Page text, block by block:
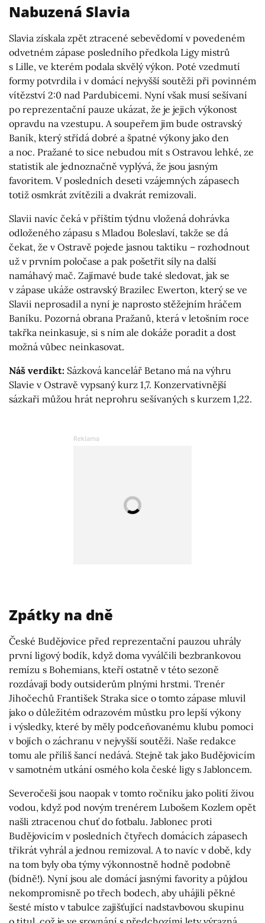
Nabuzená Slavia
Slavia získala zpět ztracené sebevědomí v povedeném
odvetném zápase posledního předkola Ligy mistrů
s Lille, ve kterém podala skvělý výkon. Poté vzedmutí
formy potvrdila i v domácí nejvyšší soutěži při povinném
vítězství 2:0 nad Pardubicemi. Nyní však musí sešívaní
po reprezentační pauze ukázat, že je jejich výkonost
opravdu na vzestupu. A soupeřem jim bude ostravský
Baník, který střídá dobré a špatné výkony jako den
a noc. Pražané to sice nebudou mít s Ostravou lehké, ze
statistik ale jednoznačně vyplývá, že jsou jasným
favoritem. V posledních deseti vzájemných zápasech
totiž osmkrát zvítězili a dvakrát remizovali.
Slavii navíc čeká v příštím týdnu vložená dohrávka
odloženého zápasu s Mladou Boleslaví, takže se dá
čekat, že v Ostravě pojede jasnou taktiku – rozhodnout
už v prvním poločase a pak pošetřit síly na další
namáhavý mač. Zajímavé bude také sledovat, jak se
v zápase ukáže ostravský Brazilec Ewerton, který se ve
Slavii neprosadil a nyní je naprosto stěžejním hráčem
Baníku. Pozorná obrana Pražanů, která v letošním roce
takřka neinkasuje, si s ním ale dokáže poradit a dost
možná vůbec neinkasovat.
Náš verdikt: Sázková kancelář Betano má na výhru
Slavie v Ostravě vypsaný kurz 1,7. Konzervativnější
sázkaři můžou hrát neprohru sešívaných s kurzem 1,22.
Zpátky na dně
České Budějovice před reprezentační pauzou uhrály
první ligový bodík, když doma vyválčili bezbrankovou
remízu s Bohemians, kteří ostatně v této sezoně
rozdávají body outsiderům plnými hrstmi. Trenér
Jihočechů František Straka sice o tomto zápase mluvil
jako o důležitém odrazovém můstku pro lepší výkony
i výsledky, které by měly podceňovanému klubu pomoci
v bojích o záchranu v nejvyšší soutěži. Naše redakce
tomu ale příliš šancí nedává. Stejně tak jako Budějovicím
v samotném utkání osmého kola české ligy s Jabloncem.
Severočeši jsou naopak v tomto ročníku jako polití živou
vodou, když pod novým trenérem Lubošem Kozlem opět
našli ztracenou chuť do fotbalu. Jablonec proti
Budějovicím v posledních čtyřech domácích zápasech
třikrát vyhrál a jednou remizoval. A to navíc v době, kdy
na tom byly oba týmy výkonnostně hodně podobně
(bídně!). Nyní jsou ale domácí jasnými favority a půjdou
nekompromisně po třech bodech, aby uhájili pěkné
šesté místo v tabulce zajišťující nadstavbovou skupinu